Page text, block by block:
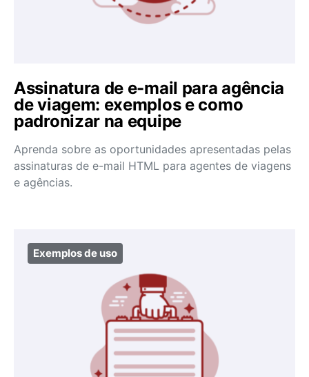
Assinatura de e-mail para agência
de viagem: exemplos e como
padronizar na equipe
Aprenda sobre as oportunidades apresentadas pelas
assinaturas de e-mail HTML para agentes de viagens
e agências.
Exemplos de uso